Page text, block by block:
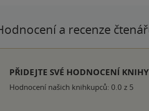
a recenze
PŘIDEJTE SVÉ HODNOCENÍ KNIHY
Hodnocení našich knihkupců: 0.0 z 5